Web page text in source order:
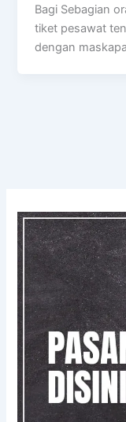
Bagi Sebagian
tiket pesawat
dengan